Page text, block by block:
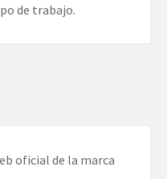
de trabajo.
oficial de la marca